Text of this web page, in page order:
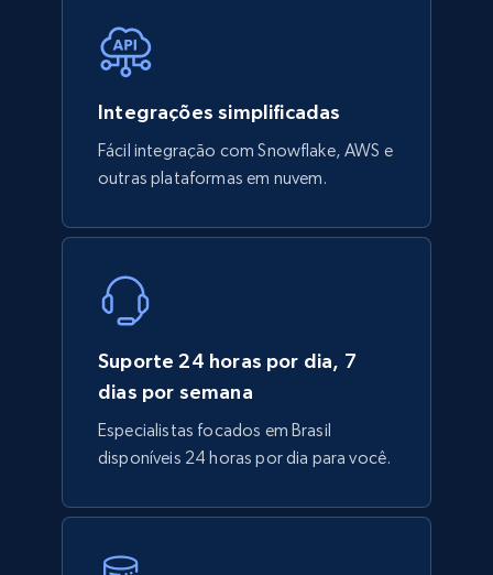
Integrações simplificadas
Fácil integração com Snowflake, AWS e
outras plataformas em nuvem.
Suporte 24 horas por dia, 7
dias por semana
Especialistas focados em Brasil
disponíveis 24 horas por dia para você.